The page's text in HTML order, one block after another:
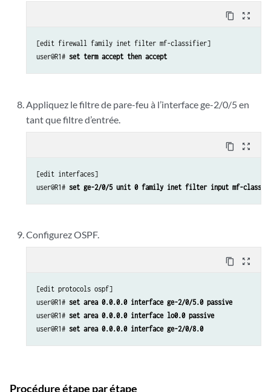
content_copy zoom_out_map
[edit firewall family inet filter mf-classifier]
user@R1# set term accept then accept
Appliquez le filtre de pare-feu à l’interface ge-2/0/5 en
tant que filtre d’entrée.
content_copy zoom_out_map
[edit interfaces]
user@R1# set ge-2/0/5 unit 0 family inet filter input mf-
Configurez OSPF.
content_copy zoom_out_map
[edit protocols ospf]
user@R1# set area 0.0.0.0 interface ge-2/0/5.0 passive
user@R1# set area 0.0.0.0 interface lo0.0 passive
user@R1# set area 0.0.0.0 interface ge-2/0/8.0
Procédure étape par étape